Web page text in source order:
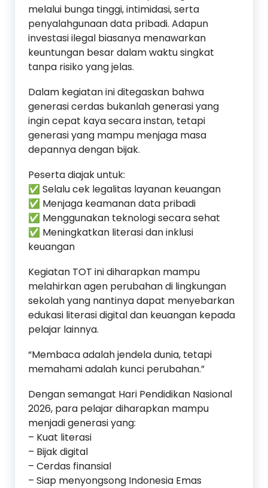
melalui bunga tinggi, intimidasi, serta
penyalahgunaan data pribadi. Adapun
investasi ilegal biasanya menawarkan
keuntungan besar dalam waktu singkat
tanpa risiko yang jelas.
Dalam kegiatan ini ditegaskan bahwa
generasi cerdas bukanlah generasi yang
ingin cepat kaya secara instan, tetapi
generasi yang mampu menjaga masa
depannya dengan bijak.
Peserta diajak untuk:
✅ Selalu cek legalitas layanan keuangan
✅ Menjaga keamanan data pribadi
✅ Menggunakan teknologi secara sehat
✅ Meningkatkan literasi dan inklusi
keuangan
Kegiatan TOT ini diharapkan mampu
melahirkan agen perubahan di lingkungan
sekolah yang nantinya dapat menyebarkan
edukasi literasi digital dan keuangan kepada
pelajar lainnya.
“Membaca adalah jendela dunia, tetapi
memahami adalah kunci perubahan.”
Dengan semangat Hari Pendidikan Nasional
2026, para pelajar diharapkan mampu
menjadi generasi yang:
– Kuat literasi
– Bijak digital
– Cerdas finansial
– Siap menyongsong Indonesia Emas